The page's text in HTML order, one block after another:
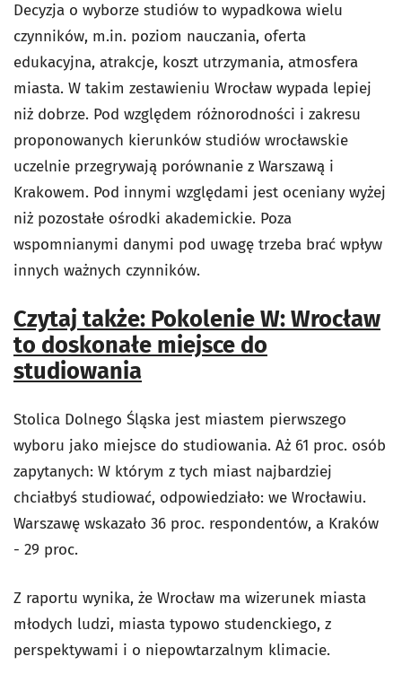
Decyzja o wyborze studiów to wypadkowa wielu
czynników, m.in. poziom nauczania, oferta
edukacyjna, atrakcje, koszt utrzymania, atmosfera
miasta. W takim zestawieniu Wrocław wypada lepiej
niż dobrze. Pod względem różnorodności i zakresu
proponowanych kierunków studiów wrocławskie
uczelnie przegrywają porównanie z Warszawą i
Krakowem. Pod innymi względami jest oceniany wyżej
niż pozostałe ośrodki akademickie. Poza
wspomnianymi danymi pod uwagę trzeba brać wpływ
innych ważnych czynników.
Czytaj także: Pokolenie W: Wrocław
to doskonałe miejsce do
studiowania
Stolica Dolnego Śląska jest miastem pierwszego
wyboru jako miejsce do studiowania. Aż 61 proc. osób
zapytanych: W którym z tych miast najbardziej
chciałbyś studiować, odpowiedziało: we Wrocławiu.
Warszawę wskazało 36 proc. respondentów, a Kraków
- 29 proc.
Z raportu wynika, że Wrocław ma wizerunek miasta
młodych ludzi, miasta typowo studenckiego, z
perspektywami i o niepowtarzalnym klimacie.